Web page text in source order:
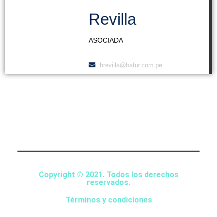
Revilla
ASOCIADA
brevilla@bafur.com.pe
Copyright © 2021. Todos los derechos
reservados.
Términos y condiciones